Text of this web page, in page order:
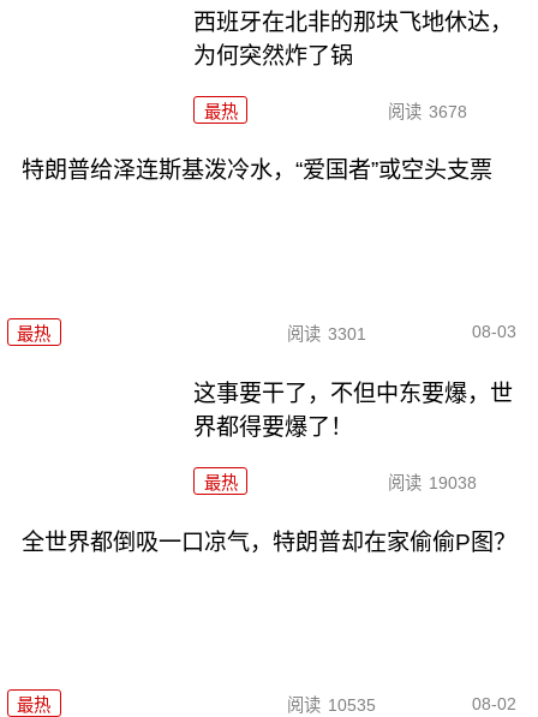
西班牙在北非的那块飞地休达，
为何突然炸了锅
最热 阅读 3678
特朗普给泽连斯基泼冷水，“爱国者”或空头支票
最热 阅读 3301 08-03
这事要干了，不但中东要爆，世
界都得要爆了！
最热 阅读 19038
全世界都倒吸一口凉气，特朗普却在家偷偷P图？
最热 阅读 10535 08-02